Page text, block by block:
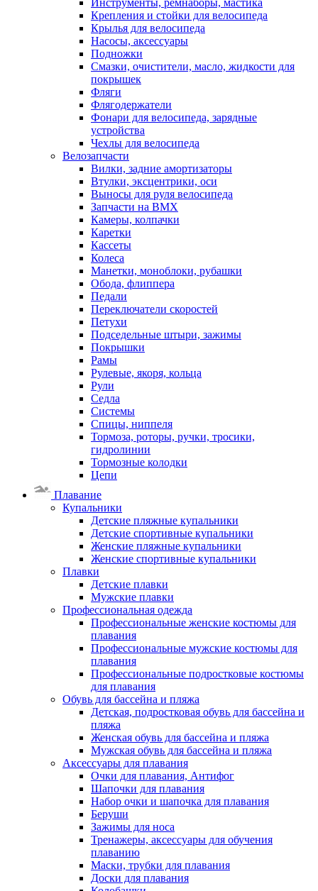
Инструменты, ремнаборы, мастика
Крепления и стойки для велосипеда
Крылья для велосипеда
Насосы, аксессуары
Подножки
Смазки, очистители, масло, жидкости для
покрышек
Фляги
Флягодержатели
Фонари для велосипеда, зарядные
устройства
Чехлы для велосипеда
Велозапчасти
Вилки, задние амортизаторы
Втулки, эксцентрики, оси
Выносы для руля велосипеда
Запчасти на BMX
Камеры, колпачки
Каретки
Кассеты
Колеса
Манетки, моноблоки, рубашки
Обода, флиппера
Педали
Переключатели скоростей
Петухи
Подседельные штыри, зажимы
Покрышки
Рамы
Рулевые, якоря, кольца
Рули
Седла
Системы
Спицы, ниппеля
Тормоза, роторы, ручки, тросики,
гидролинии
Тормозные колодки
Цепи
Плавание
Купальники
Детские пляжные купальники
Детские спортивные купальники
Женские пляжные купальники
Женские спортивные купальники
Плавки
Детские плавки
Мужские плавки
Профессиональная одежда
Профессиональные женские костюмы для
плавания
Профессиональные мужские костюмы для
плавания
Профессиональные подростковые костюмы
для плавания
Обувь для бассейна и пляжа
Детская, подростковая обувь для бассейна и
пляжа
Женская обувь для бассейна и пляжа
Мужская обувь для бассейна и пляжа
Аксессуары для плавания
Очки для плавания, Антифог
Шапочки для плавания
Набор очки и шапочка для плавания
Беруши
Зажимы для носа
Тренажеры, аксессуары для обучения
плаванию
Маски, трубки для плавания
Доски для плавания